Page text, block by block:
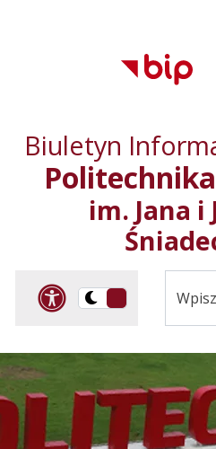
Biuletyn
im. Jana i
Panel
Przelącz
kontrastowa